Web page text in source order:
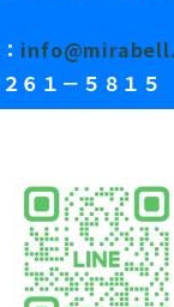
６１－５８１５